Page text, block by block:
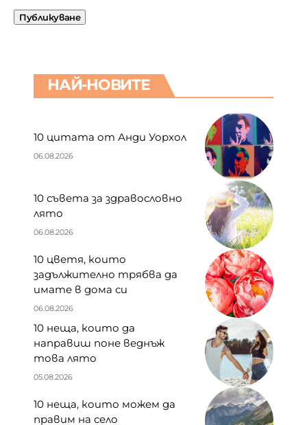
НАЙ-НОВИТЕ
10 цитата от Анди Уорхол
06.08.2026
10 съвета за здравословно
лято
06.08.2026
10 цветя, които
задължително трябва да
имате в дома си
06.08.2026
10 неща, които да
направиш поне веднъж
това лято
05.08.2026
10 неща, които можем да
правим на село